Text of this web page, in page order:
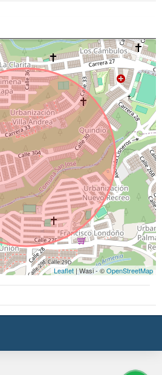
Leaflet | Wasi - ©OpenStreetMap